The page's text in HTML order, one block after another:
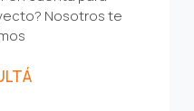
Nosotros te